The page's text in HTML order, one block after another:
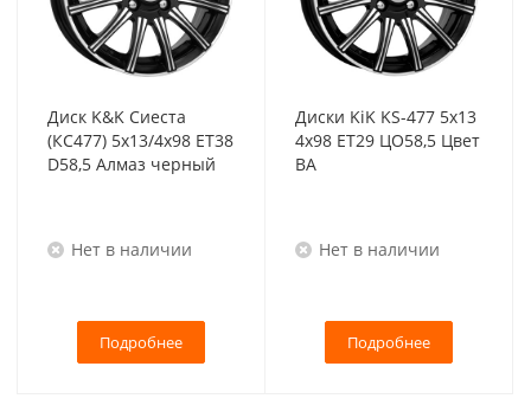
Диск K&K Сиеста
(КС477) 5x13/4x98 ET38
D58,5 Алмаз черный
Нет в наличии
Подробнее
Диски KiK KS-477 5x13
4x98 ET29 ЦО58,5 Цвет
BA
Нет в наличии
Подробнее